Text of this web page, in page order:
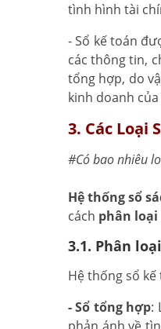
tình hình tài
- Sổ kế toán
các thông tin,
tổng hợp, do
kinh doanh
3. Các Loại
#Có bao nhiêu
Hệ thống sổ
cách phân loại
3.1. Phân
Hệ thống sổ
- Sổ tổng hợp: